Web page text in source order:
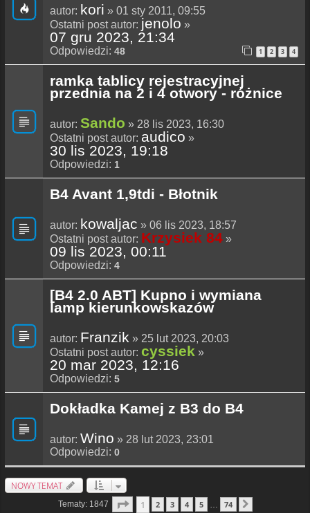
autor: kori » 01 sty 2011, 09:55
Ostatni post autor: jenolo »
07 gru 2023, 21:34
Odpowiedzi: 48 1 2 3 4
ramka tablicy rejestracyjnej
przednia na 2 i 4 otwory - różnice
autor: Sando » 28 lis 2023, 16:30
Ostatni post autor: audico »
30 lis 2023, 19:18
Odpowiedzi: 1
B4 Avant 1,9tdi - Błotnik
autor: kowaljac » 06 lis 2023, 18:57
Ostatni post autor: Krzysiek 84 »
09 lis 2023, 00:11
Odpowiedzi: 4
[B4 2.0 ABT] Kupno i wymiana
lamp kierunkowskazów
autor: Franzik » 25 lut 2023, 20:03
Ostatni post autor: cyssiek »
20 mar 2023, 12:16
Odpowiedzi: 5
Dokładka Kamej z B3 do B4
autor: Wino » 28 lut 2023, 23:01
Odpowiedzi: 0
NOWY TEMAT
Tematy: 1847 Strona1 74
1 2 3 4 5 74